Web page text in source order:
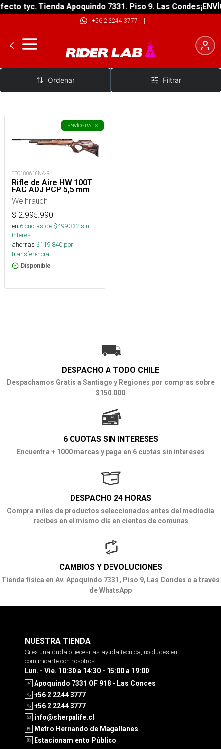
tyc. Tienda Apoquindo 7331. Piso 9. Las Condes
+56 2 2244 3777 |
Weihrauch
Ordenar Filtrar
ENVÍOGRATIS
TEC180610NA-R
Rifle de Aire HW 100T
FAC ADJ PCP 5,5 mm
Weihrauch
$ 2.995.990
en 6cuotas de $499.332sin
interés
ahorras $119.840 por
transferencia.
Disponible
DESPACHO A TODO CHILE
Despachamos Gratis a Santiago y Regiones por compras sobre
$150.000
6 CUOTAS SIN INTERESES
Encuentra + 1000 marcas y paga en 6 cuotas sin intereses
DESPACHO 24 HORAS
Compra miles de productos seleccionados antes del mediodía
recibes en el mismo día en cientos de comunas
CAMBIOS Y DEVOLUCIONES
Tienda física en Av. Apoquindo 7331, Piso 9, Las Condes o a través
de WhatsApp
NUESTRA TIENDA
Si es una duda o necesitas ayuda tecnica, no dudes en
comunicarte con nosotros
Lun. - Vie. 10:30 a 14:30 - 15:00 a 19:00
Apoquindo 7331 OF 918 - Las Condes
+56 2 2244 3777
+56 2 2244 3777
info@sherpalife.cl
Metro Hernando de Magallanes
Estacionamiento Público